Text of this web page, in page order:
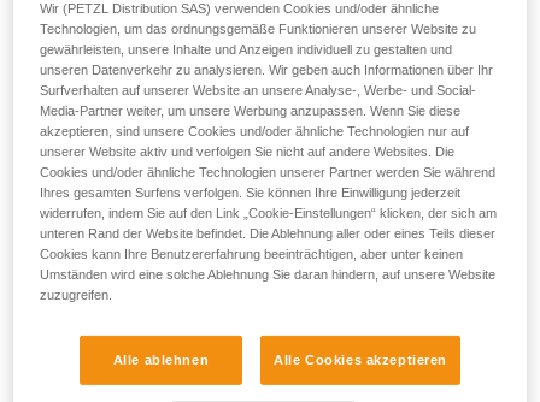
- POSITIONIERUNG DER SEITLICHEN HALTEÖSEN:
Die seitlichen Halteösen müssen sich auf der Höhe der
Hüftknochen befinden.
Wir (PETZL Distribution SAS) verwenden Cookies und/oder ähnliche
Technologien, um das ordnungsgemäße Funktionieren unserer Website zu
gewährleisten, unsere Inhalte und Anzeigen individuell zu gestalten und
unseren Datenverkehr zu analysieren. Wir geben auch Informationen über Ihr
Surfverhalten auf unserer Website an unsere Analyse-, Werbe- und Social-
Media-Partner weiter, um unsere Werbung anzupassen. Wenn Sie diese
akzeptieren, sind unsere Cookies und/oder ähnliche Technologien nur auf
unserer Website aktiv und verfolgen Sie nicht auf andere Websites. Die
Cookies und/oder ähnliche Technologien unserer Partner werden Sie während
Ihres gesamten Surfens verfolgen. Sie können Ihre Einwilligung jederzeit
widerrufen, indem Sie auf den Link „Cookie-Einstellungen“ klicken, der sich am
unteren Rand der Website befindet. Die Ablehnung aller oder eines Teils dieser
Cookies kann Ihre Benutzererfahrung beeinträchtigen, aber unter keinen
Umständen wird eine solche Ablehnung Sie daran hindern, auf unsere Website
zuzugreifen.
Alle ablehnen Alle Cookies akzeptieren